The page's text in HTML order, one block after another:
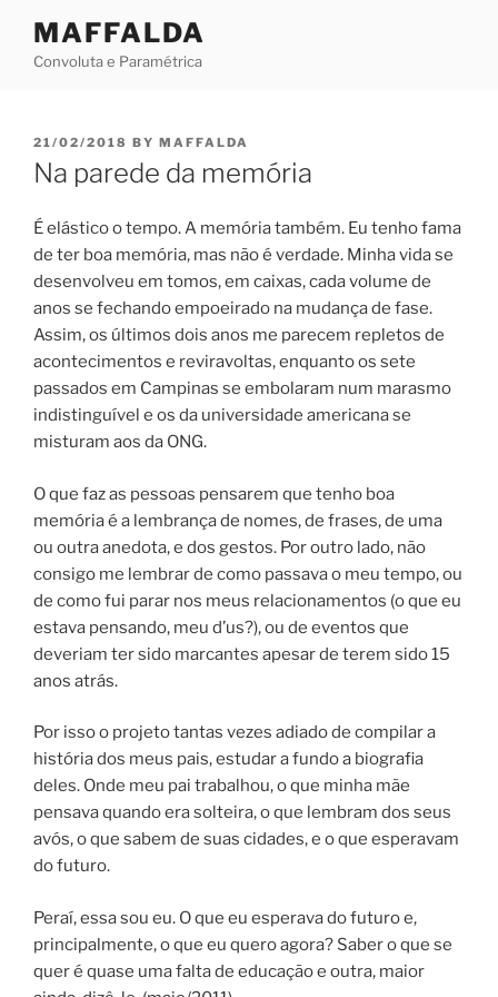
content
MAFFALDA
Convoluta e Paramétrica
POSTED
ON
21/02/2018 BY MAFFALDA
Na parede da memória
É elástico o tempo. A memória também. Eu tenho fama
de ter boa memória, mas não é verdade. Minha vida se
desenvolveu em tomos, em caixas, cada volume de
anos se fechando empoeirado na mudança de fase.
Assim, os últimos dois anos me parecem repletos de
acontecimentos e reviravoltas, enquanto os sete
passados em Campinas se embolaram num marasmo
indistinguível e os da universidade americana se
misturam aos da ONG.
O que faz as pessoas pensarem que tenho boa
memória é a lembrança de nomes, de frases, de uma
ou outra anedota, e dos gestos. Por outro lado, não
consigo me lembrar de como passava o meu tempo, ou
de como fui parar nos meus relacionamentos (o que eu
estava pensando, meu d’us?), ou de eventos que
deveriam ter sido marcantes apesar de terem sido 15
anos atrás.
Por isso o projeto tantas vezes adiado de compilar a
história dos meus pais, estudar a fundo a biografia
deles. Onde meu pai trabalhou, o que minha mãe
pensava quando era solteira, o que lembram dos seus
avós, o que sabem de suas cidades, e o que esperavam
do futuro.
Peraí, essa sou eu. O que eu esperava do futuro e,
principalmente, o que eu quero agora? Saber o que se
quer é quase uma falta de educação e outra, maior